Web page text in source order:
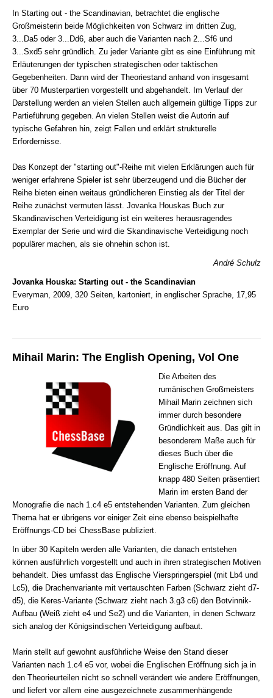
In Starting out - the Scandinavian, betrachtet die englische
Großmeisterin beide Möglichkeiten von Schwarz im dritten Zug,
3...Da5 oder 3...Dd6, aber auch die Varianten nach 2...Sf6 und
3...Sxd5 sehr gründlich. Zu jeder Variante gibt es eine Einführung mit
Erläuterungen der typischen strategischen oder taktischen
Gegebenheiten. Dann wird der Theoriestand anhand von insgesamt
über 70 Musterpartien vorgestellt und abgehandelt. Im Verlauf der
Darstellung werden an vielen Stellen auch allgemein gültige Tipps zur
Partieführung gegeben. An vielen Stellen weist die Autorin auf
typische Gefahren hin, zeigt Fallen und erklärt strukturelle
Erfordernisse.
Das Konzept der "starting out"-Reihe mit vielen Erklärungen auch für
weniger erfahrene Spieler ist sehr überzeugend und die Bücher der
Reihe bieten einen weitaus gründlicheren Einstieg als der Titel der
Reihe zunächst vermuten lässt. Jovanka Houskas Buch zur
Skandinavischen Verteidigung ist ein weiteres herausragendes
Exemplar der Serie und wird die Skandinavische Verteidigung noch
populärer machen, als sie ohnehin schon ist.
André Schulz
Jovanka Houska: Starting out - the Scandinavian
Everyman, 2009, 320 Seiten, kartoniert, in englischer Sprache, 17,95
Euro
Mihail Marin: The English Opening, Vol One
Die Arbeiten des
rumänischen Großmeisters
Mihail Marin zeichnen sich
immer durch besondere
Gründlichkeit aus. Das gilt in
besonderem Maße auch für
dieses Buch über die
Englische Eröffnung. Auf
knapp 480 Seiten präsentiert
Marin im ersten Band der
Monografie die nach 1.c4 e5 entstehenden Varianten. Zum gleichen
Thema hat er übrigens vor einiger Zeit eine ebenso beispielhafte
Eröffnungs-CD bei ChessBase publiziert.
In über 30 Kapiteln werden alle Varianten, die danach entstehen
können ausführlich vorgestellt und auch in ihren strategischen Motiven
behandelt. Dies umfasst das Englische Vierspringerspiel (mit Lb4 und
Lc5), die Drachenvariante mit vertauschten Farben (Schwarz zieht d7-
d5), die Keres-Variante (Schwarz zieht nach 3.g3 c6) den Botvinnik-
Aufbau (Weiß zieht e4 und Se2) und die Varianten, in denen Schwarz
sich analog der Königsindischen Verteidigung aufbaut.
Marin stellt auf gewohnt ausführliche Weise den Stand dieser
Varianten nach 1.c4 e5 vor, wobei die Englischen Eröffnung sich ja in
den Theorieurteilen nicht so schnell verändert wie andere Eröffnungen,
und liefert vor allem eine ausgezeichnete zusammenhängende